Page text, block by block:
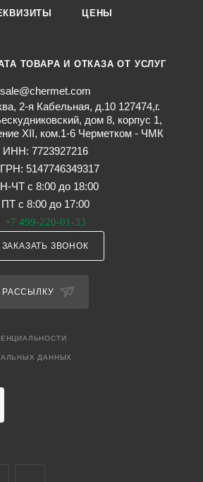
ЦЕНЫ
ТОВАРА И ОТКАЗА ОТ УСЛУГ
sale@chermet.com
2-я Кабельная, д.10 127474,г.
дом 8, корпус 1,
XII, ком.1-6 Черметком - ЧМК
ИНН: 7723927216
5147746349317
ЧТ с 8:00 до 18:00
ПТ с 8:00 до 17:00
+7 499-220-01-33
ЗАКАЗАТЬ ЗВОНОК
РАССЫЛКУ
ДАННЫХ